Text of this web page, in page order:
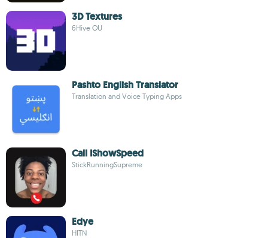
3D Textures
6Hive OU
Pashto English Translator
Translation and Voice Typing Apps
Call IShowSpeed
StickRunningSupreme
Edye
HITN